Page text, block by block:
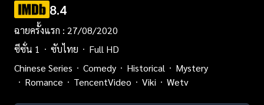
8.4
ฉายครั้งแรก : 27/08/2020
ซีซั่น 1
ซับไทย
Full HD
Chinese Series
Comedy Historical
Mystery
Romance
TencentVideo Viki Wetv